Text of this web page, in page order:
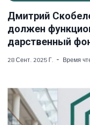
Дмитрий
должен
дарственный
28 Сент. 2025 Г. Время